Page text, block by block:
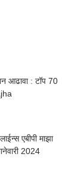
आढावा : टॉप 70
एबीपी माझा
2024